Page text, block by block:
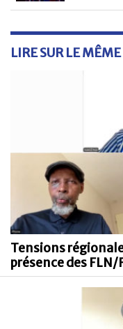
LIRE SUR LE MÊME
Tensions
présence des